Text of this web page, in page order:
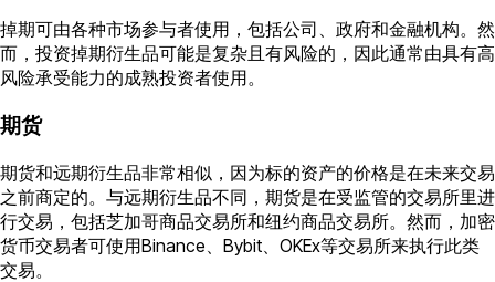
掉期可由各种市场参与者使用，包括公司、政府和金融机构。然
而，投资掉期衍生品可能是复杂且有风险的，因此通常由具有高
风险承受能力的成熟投资者使用。
期货
期货和远期衍生品非常相似，因为标的资产的价格是在未来交易
之前商定的。与远期衍生品不同，期货是在受监管的交易所里进
行交易，包括芝加哥商品交易所和纽约商品交易所。然而，加密
货币交易者可使用Binance、Bybit、OKEx等交易所来执行此类
交易。